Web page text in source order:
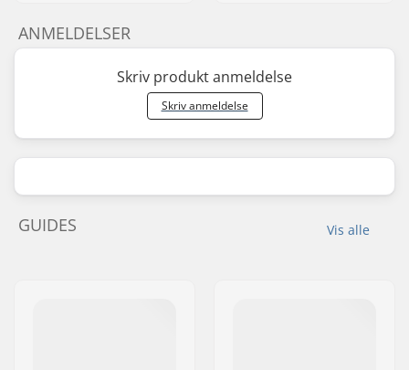
ANMELDELSER
Skriv produkt anmeldelse
Skriv anmeldelse
Vis alle
GUIDES